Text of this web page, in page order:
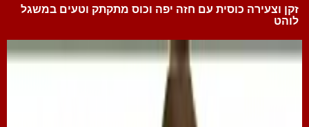
זקן וצעירה כוסית עם חזה יפה וכוס מתקתק וטעים במשגל
לוהט